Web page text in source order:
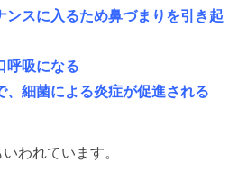
ンスに入るため鼻づまりを引き起
呼吸になる
、細菌による炎症が促進される
われています。